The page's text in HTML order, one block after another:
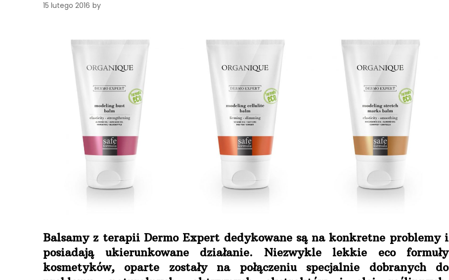
15 lutego 2016 by
Balsamy z terapii Dermo Expert dedykowane są na konkretne problemy i
posiadają ukierunkowane działanie. Niezwykle lekkie eco formuły
kosmetyków, oparte zostały na połączeniu specjalnie dobranych do